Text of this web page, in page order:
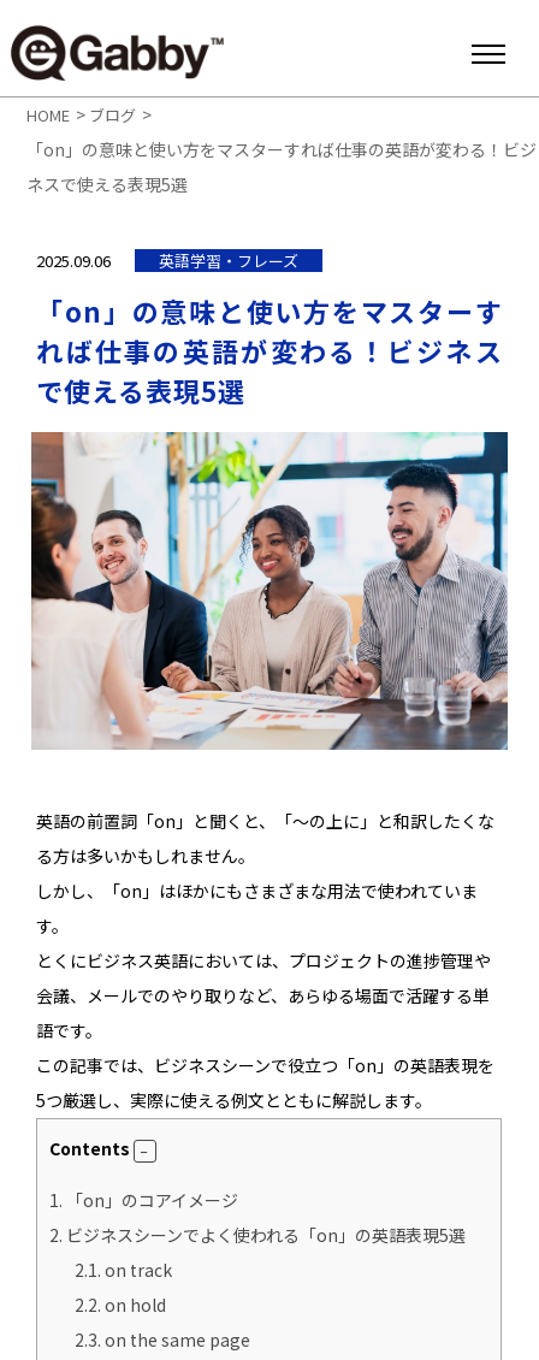
HOME > ブログ >
「on」の意味と使い方をマスターすれば仕事の英語が変わる！ビジ
ネスで使える表現5選
2025.09.06 英語学習・フレーズ
「on」の意味と使い方をマスターす
れば仕事の英語が変わる！ビジネス
で使える表現5選
英語の前置詞「on」と聞くと、「～の上に」と和訳したくな
る方は多いかもしれません。
しかし、「on」はほかにもさまざまな用法で使われていま
す。
とくにビジネス英語においては、プロジェクトの進捗管理や
会議、メールでのやり取りなど、あらゆる場面で活躍する単
語です。
この記事では、ビジネスシーンで役立つ「on」の英語表現を
5つ厳選し、実際に使える例文とともに解説します。
Contents
1. 「on」のコアイメージ
2. ビジネスシーンでよく使われる「on」の英語表現5選
2.1. on track
2.2. on hold
2.3. on the same page